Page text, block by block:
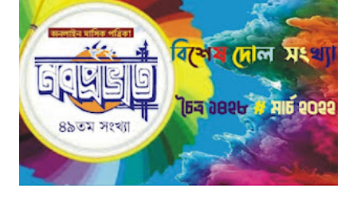
হাইরে পিছিয়ে পড়া মানুষ গুলো! তাদের হয়না কোনো পরিবর্তন। আজ 71 বছর আজাদ হয়েও
বোধহয় যে...